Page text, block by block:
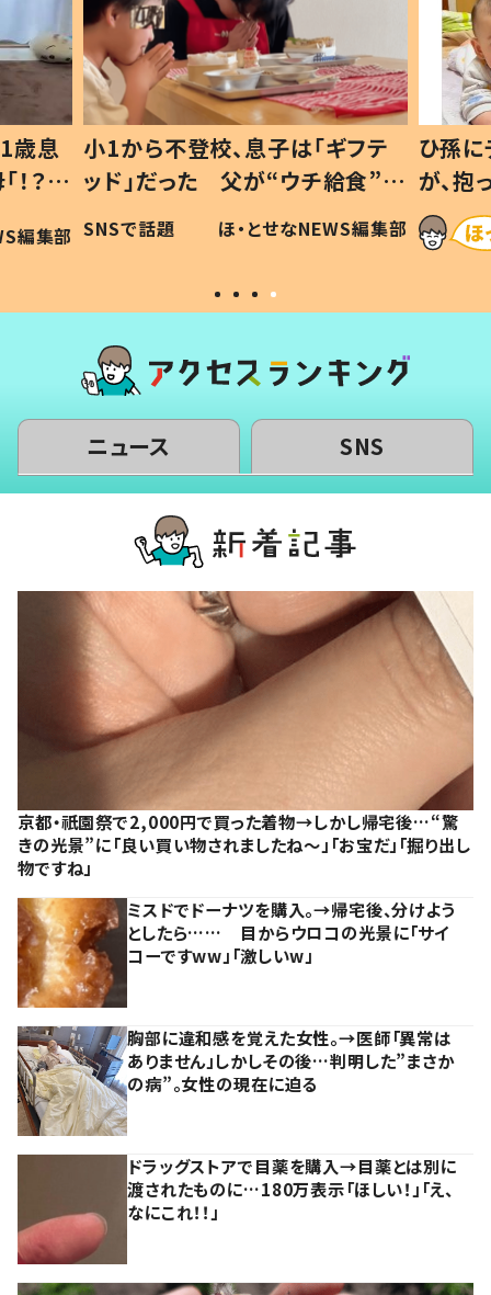
歳息
？」
編集部
小1から不登校、息子は「ギフテ
ッド」だった 父が“ウチ給食”を
作り続ける理由とは #令和の親
#令和の子
SNSで話題 ほ・とせなNEWS編集部
ひ孫
が、
「涙が
い」
ニュース SNS
京都・祇園祭で2,000円で買った着物→しかし帰宅後…“驚
きの光景”に「良い買い物されましたね～」「お宝だ」「掘り出し
物ですね」
ミスドでドーナツを購入。→帰宅後、分けよう
としたら…… 目からウロコの光景に「サイ
コーですww」「激しいw」
胸部に違和感を覚えた女性。→医師「異常は
ありません」しかしその後…判明した”まさか
の病”。女性の現在に迫る
ドラッグストアで目薬を購入→目薬とは別に
渡されたものに…180万表示「ほしい！」「え、
なにこれ！！」